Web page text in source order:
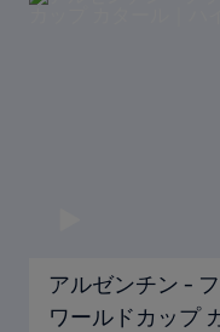
アルゼンチン -
ワールドカップ